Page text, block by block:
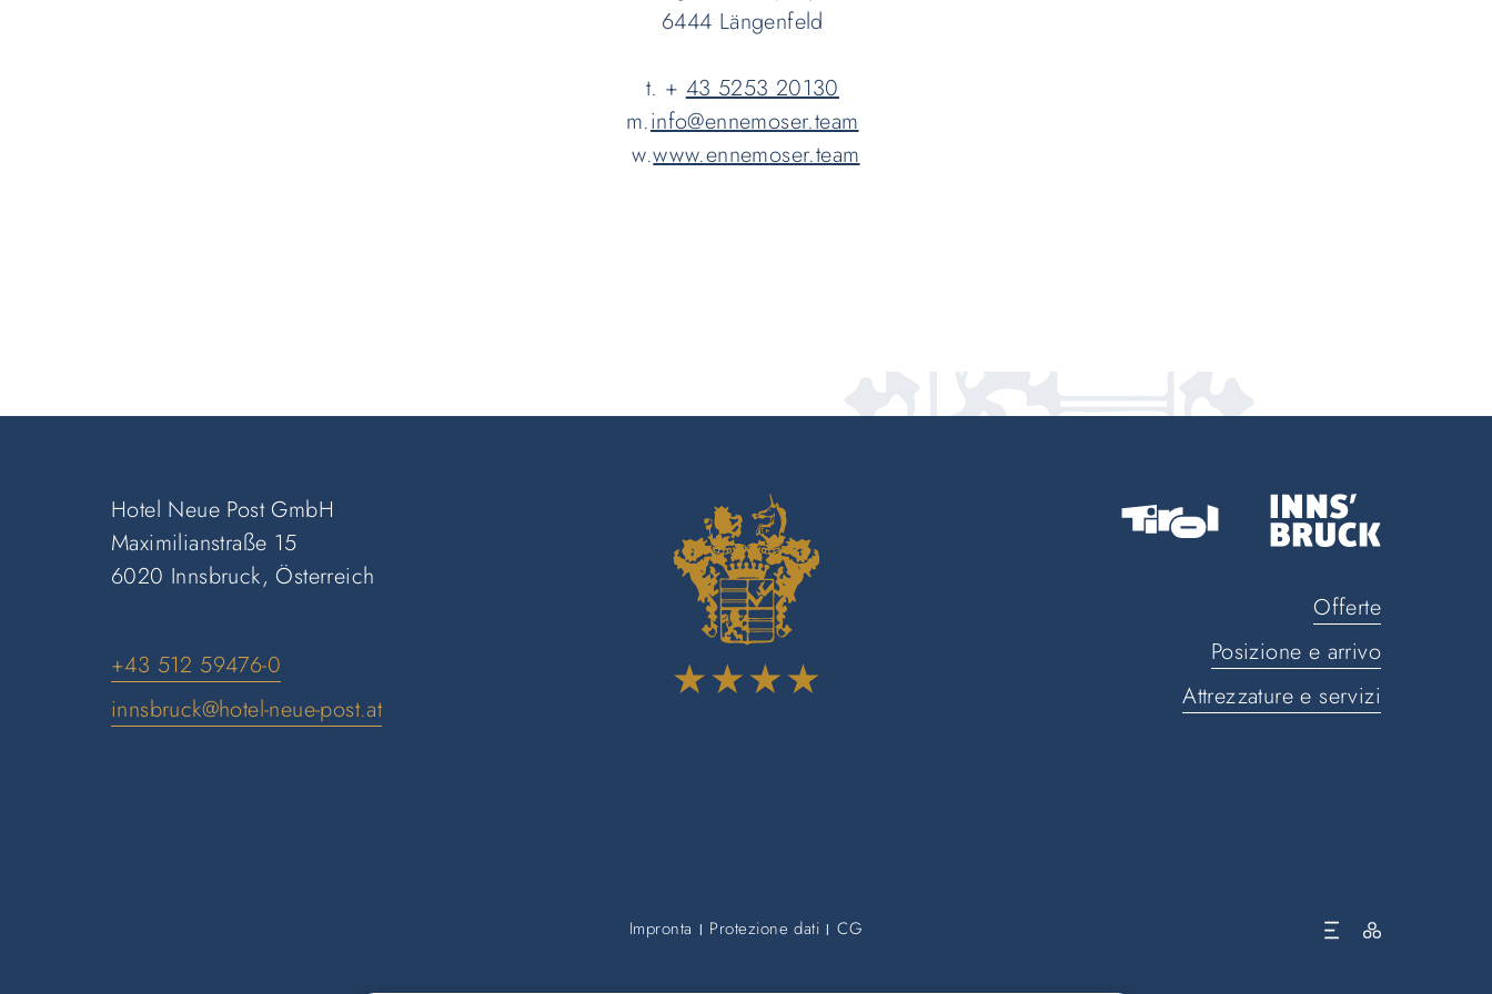
6444 Längenfeld
t. + 43 5253 20130
m.info@ennemoser.team
w.www.ennemoser.team
Hotel Neue Post GmbH
Maximilianstraße 15
6020 Innsbruck, Österreich
+43 512 59476-0
innsbruck@hotel-neue-post.at
Offerte
Posizione e arrivo
Attrezzature e servizi
Impronta Protezione dati CG